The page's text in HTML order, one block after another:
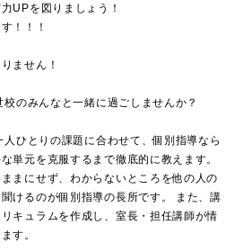
UPを図りましょう！
！！！
ません！
のみんなと一緒に過ごしませんか？
ひとりの課題に合わせて、個別指導なら
単元を克服するまで徹底的に教えます。
まにせず、わからないところを他の人の
けるのが個別指導の長所です。 また、講
キュラムを作成し、室長・担任講師が情
す。